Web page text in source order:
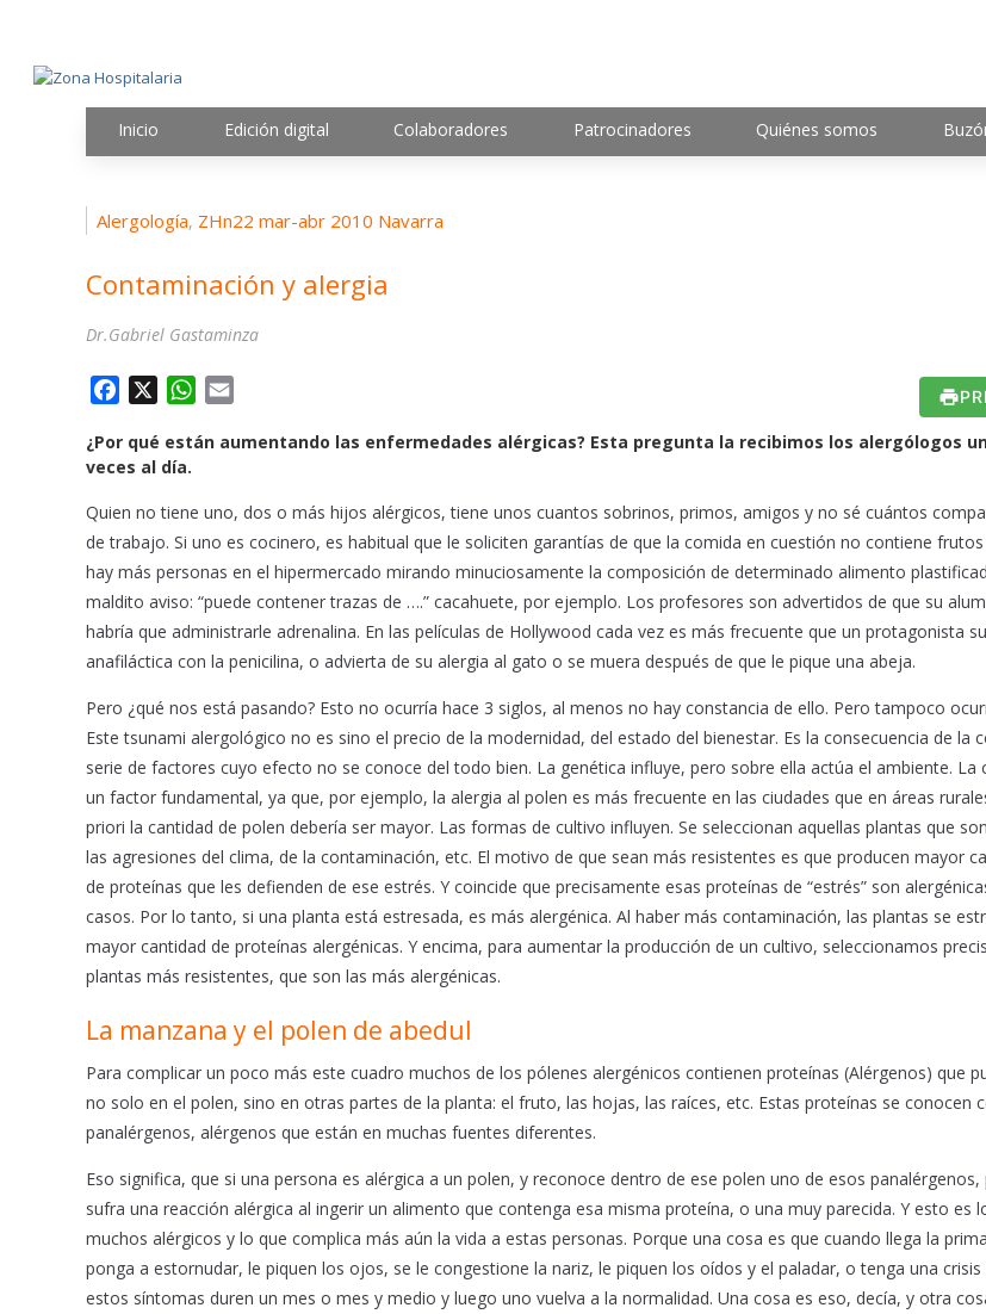
Inicio Edición digital Colaboradores Patrocinadores Quiénes somos
Alergología, ZHn22 mar-abr 2010 Navarra
Contaminación y alergia
Dr.Gabriel Gastaminza
c
e
b
o
k
W
a
s
A
p
a
¿Por qué están aumentando las enfermedades alérgicas? Esta pregunta la recibimos los alergólogos
veces al día.
Quien no tiene uno, dos o más hijos alérgicos, tiene unos cuantos sobrinos, primos, amigos y no sé cuántos
de trabajo. Si uno es cocinero, es habitual que le soliciten garantías de que la comida en cuestión no contiene frutos
hay más personas en el hipermercado mirando minuciosamente la composición de determinado alimento
maldito aviso: “puede contener trazas de ….” cacahuete, por ejemplo. Los profesores son advertidos de que su
habría que administrarle adrenalina. En las películas de Hollywood cada vez es más frecuente que un protagonista
anafiláctica con la penicilina, o advierta de su alergia al gato o se muera después de que le pique una abeja.
Pero ¿qué nos está pasando? Esto no ocurría hace 3 siglos, al menos no hay constancia de ello. Pero tampoco
Este tsunami alergológico no es sino el precio de la modernidad, del estado del bienestar. Es la consecuencia de la
serie de factores cuyo efecto no se conoce del todo bien. La genética influye, pero sobre ella actúa el ambiente. La
un factor fundamental, ya que, por ejemplo, la alergia al polen es más frecuente en las ciudades que en áreas
priori la cantidad de polen debería ser mayor. Las formas de cultivo influyen. Se seleccionan aquellas plantas que
las agresiones del clima, de la contaminación, etc. El motivo de que sean más resistentes es que producen mayor
de proteínas que les defienden de ese estrés. Y coincide que precisamente esas proteínas de “estrés” son
casos. Por lo tanto, si una planta está estresada, es más alergénica. Al haber más contaminación, las plantas se
mayor cantidad de proteínas alergénicas. Y encima, para aumentar la producción de un cultivo, seleccionamos
plantas más resistentes, que son las más alergénicas.
La manzana y el polen de abedul
Para complicar un poco más este cuadro muchos de los pólenes alergénicos contienen proteínas (Alérgenos) que
no solo en el polen, sino en otras partes de la planta: el fruto, las hojas, las raíces, etc. Estas proteínas se conocen
panalérgenos, alérgenos que están en muchas fuentes diferentes.
Eso significa, que si una persona es alérgica a un polen, y reconoce dentro de ese polen uno de esos
sufra una reacción alérgica al ingerir un alimento que contenga esa misma proteína, o una muy parecida. Y esto es
muchos alérgicos y lo que complica más aún la vida a estas personas. Porque una cosa es que cuando llega la
ponga a estornudar, le piquen los ojos, se le congestione la nariz, le piquen los oídos y el paladar, o tenga una crisis
estos síntomas duren un mes o mes y medio y luego uno vuelva a la normalidad. Una cosa es eso, decía, y otra